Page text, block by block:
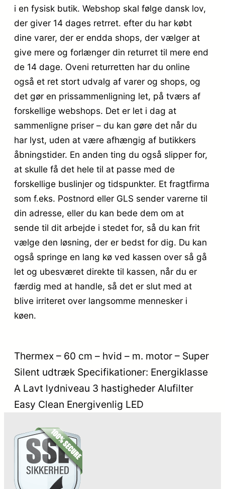
i en fysisk butik. Webshop skal følge dansk lov,
der giver 14 dages retrret. efter du har købt
dine varer, der er endda shops, der vælger at
give mere og forlænger din returret til mere end
de 14 dage. Oveni returretten har du online
også et ret stort udvalg af varer og shops, og
det gør en prissammenligning let, på tværs af
forskellige webshops. Det er let i dag at
sammenligne priser – du kan gøre det når du
har lyst, uden at være afhængig af butikkers
åbningstider. En anden ting du også slipper for,
at skulle få det hele til at passe med de
forskellige buslinjer og tidspunkter. Et fragtfirma
som f.eks. Postnord eller GLS sender varerne til
din adresse, eller du kan bede dem om at
sende til dit arbejde i stedet for, så du kan frit
vælge den løsning, der er bedst for dig. Du kan
også springe en lang kø ved kassen over så gå
let og ubesværet direkte til kassen, når du er
færdig med at handle, så det er slut med at
blive irriteret over langsomme mennesker i
køen.
Thermex – 60 cm – hvid – m. motor – Super
Silent udtræk Specifikationer: Energiklasse
A Lavt lydniveau 3 hastigheder Alufilter
Easy Clean Energivenlig LED